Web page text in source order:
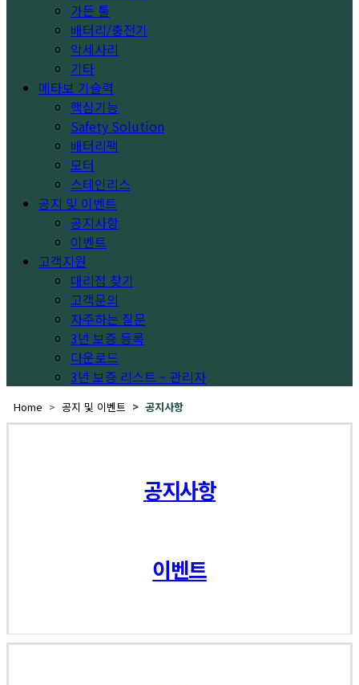
가든 툴
배터리/충전기
악세사리
기타
메타보 기술력
핵심기능
Safety Solution
배터리팩
모터
스테인리스
공지 및 이벤트
공지사항
이벤트
고객지원
대리점 찾기
고객문의
자주하는 질문
3년 보증 등록
다운로드
3년 보증 리스트 – 관리자
Home 공지 및 이벤트 공지사항
공지사항
이벤트